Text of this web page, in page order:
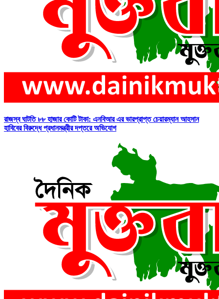
রাজস্ব ঘাটতি ৮৮ হাজার কোটি টাকা: এনবিআর এর ভারপ্রাপ্ত চেয়ারম্যান আহসান
হাবিবের বিরুদ্ধে প্রধানমন্ত্রীর দপ্তরে অভিযোগ